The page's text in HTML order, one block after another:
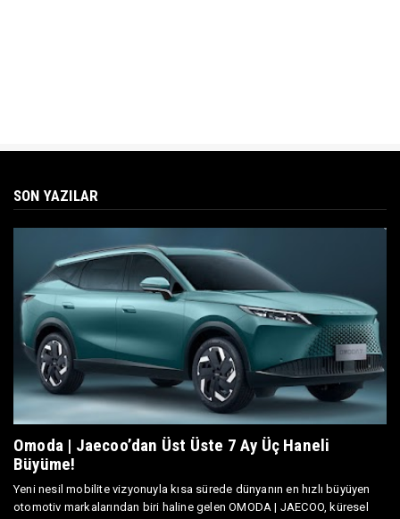
SON YAZILAR
Omoda | Jaecoo’dan Üst Üste 7 Ay Üç Haneli
Büyüme!
Yeni nesil mobilite vizyonuyla kısa sürede dünyanın en hızlı büyüyen
otomotiv markalarından biri haline gelen OMODA | JAECOO, küresel